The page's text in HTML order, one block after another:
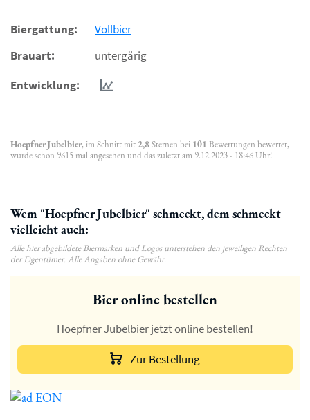
Biergattung:
Vollbier
Brauart:
untergärig
Entwicklung:
Hoepfner Jubelbier, im Schnitt mit 2,8Sternen bei 101 Bewertungen bewertet,
wurde schon 9615 mal angesehen und das zuletzt am 9.12.2023 - 18:46 Uhr!
Wem "Hoepfner Jubelbier" schmeckt, dem schmeckt
vielleicht auch:
Alle hier abgebildete Biermarken und Logos unterstehen den jeweiligen Rechten
der Eigentümer. Alle Angaben ohne Gewähr.
Bier online bestellen
Hoepfner Jubelbier jetzt online bestellen!
Zur Bestellung